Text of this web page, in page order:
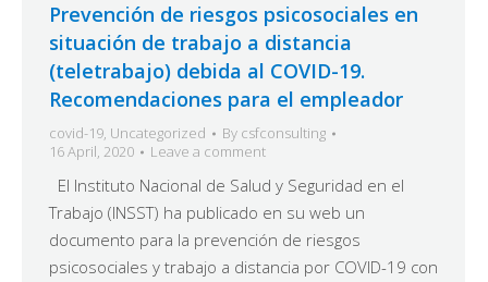
Prevención de riesgos psicosociales en
situación de trabajo a distancia
(teletrabajo) debida al COVID-19.
Recomendaciones para el empleador
covid-19, Uncategorized By csfconsulting
16 April, 2020
Leave a comment
El Instituto Nacional de Salud y Seguridad en el
Trabajo (INSST) ha publicado en su web un
documento para la prevención de riesgos
psicosociales y trabajo a distancia por COVID-19 con